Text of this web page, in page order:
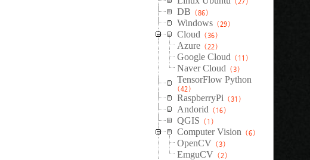
DB (86)
Windows (29)
Cloud (36)
Azure (22)
Google Cloud (11)
Naver Cloud (3)
TensorFlow Python
(42)
RaspberryPi (31)
Andorid (16)
QGIS (1)
Computer Vision (6)
OpenCV (3)
EmguCV (2)